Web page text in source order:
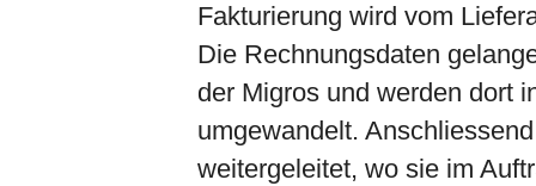
Fakturierung wird vom
Die Rechnungsdaten
der Migros und werden dort
umgewandelt.
weitergeleitet, wo sie im